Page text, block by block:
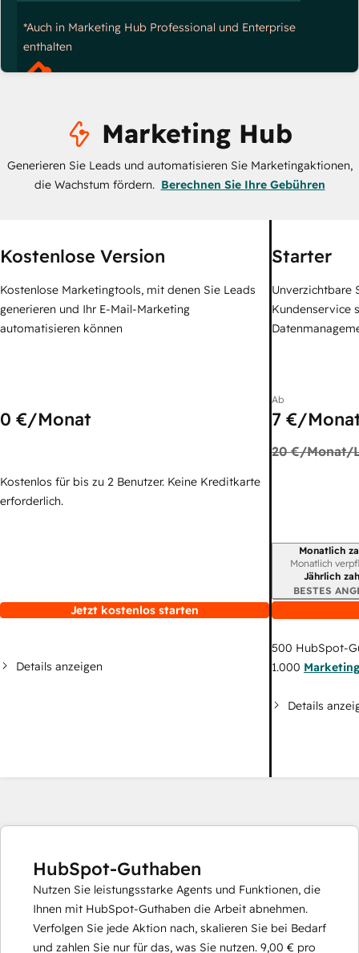
*Auch in Marketing Hub Professional und Enterprise
enthalten
Marketing Hub
Generieren Sie Leads und automatisieren Sie Marketingaktionen,
die Wachstum fördern. Berechnen Sie Ihre Gebühren
Kostenlose Version
Kostenlose Marketingtools, mit denen Sie Leads
generieren und Ihr E-Mail-Marketing
automatisieren können
0 €/Monat
Kostenlos für bis zu 2 Benutzer. Keine Kreditkarte
erforderlich.
Jetzt kostenlos starten
Details anzeigen
Starter
Unverzichtbare
Kundenservice
Ab
7 €/
20 €/Monat/
Monatlich
Monatlich
Jährlich
BESTES
500 HubSpot-
1.000
Details
HubSpot-Guthaben
Nutzen Sie leistungsstarke Agents und Funktionen, die
Ihnen mit HubSpot-Guthaben die Arbeit abnehmen.
Verfolgen Sie jede Aktion nach, skalieren Sie bei Bedarf
und zahlen Sie nur für das, was Sie nutzen. 9,00 € pro